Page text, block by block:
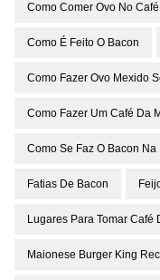
Como Comer Ovo No
Como É Feito O Bacon
Como Fazer Ovo Mexido
Como Fazer Um Café Da
Como Se Faz O Bacon Na
Fatias De Bacon
Lugares Para Tomar Café
Maionese Burger King